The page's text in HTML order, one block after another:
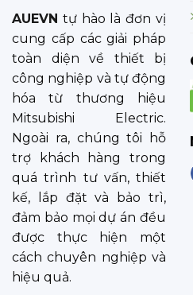
AUEVN tự hào là đơn vị
cung cấp các giải pháp
toàn diện về thiết bị
công nghiệp và tự động
hóa từ thương hiệu
Mitsubishi Electric.
Ngoài ra, chúng tôi hỗ
trợ khách hàng trong
quá trình tư vấn, thiết
kế, lắp đặt và bảo trì,
đảm bảo mọi dự án đều
được thực hiện một
cách chuyên nghiệp và
hiệu quả.